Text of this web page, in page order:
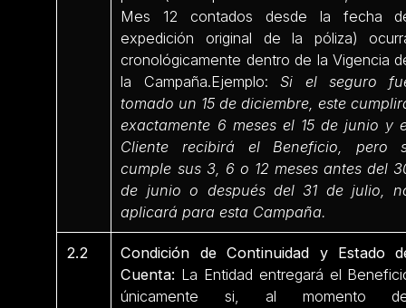
Mes 12 contados desde la fecha
expedición original de la póliza)
cronológicamente dentro de la Vigencia
la Campaña.Ejemplo:Si el seguro
tomado un 15 de diciembre, este
exactamente 6 meses el 15 de junio y
Cliente recibirá el Beneficio, pero
cumple sus 3, 6 o 12 meses antes del
de junio o después del 31 de julio,
aplicará para esta Campaña.
2.2
Condición de Continuidad y Estado
Cuenta: La Entidad entregará el
únicamente si, al momento